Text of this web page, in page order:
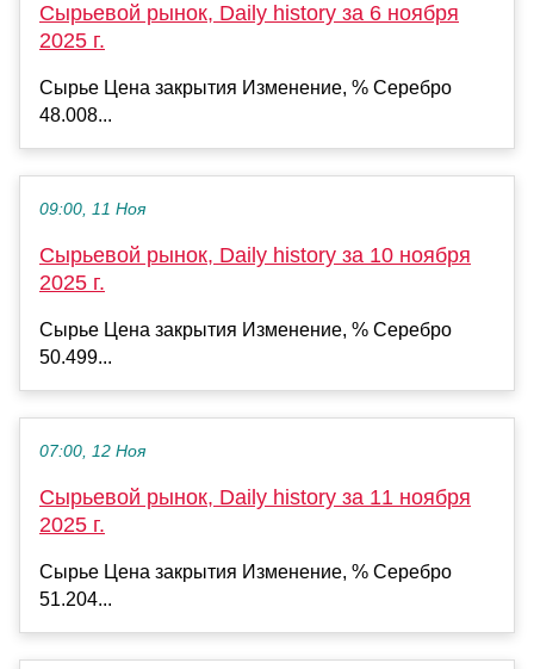
Сырьевой рынок, Daily history за 6 ноября
2025 г.
Сырье Цена закрытия Изменение, % Серебро
48.008...
09:00, 11 Ноя
Сырьевой рынок, Daily history за 10 ноября
2025 г.
Сырье Цена закрытия Изменение, % Серебро
50.499...
07:00, 12 Ноя
Сырьевой рынок, Daily history за 11 ноября
2025 г.
Сырье Цена закрытия Изменение, % Серебро
51.204...